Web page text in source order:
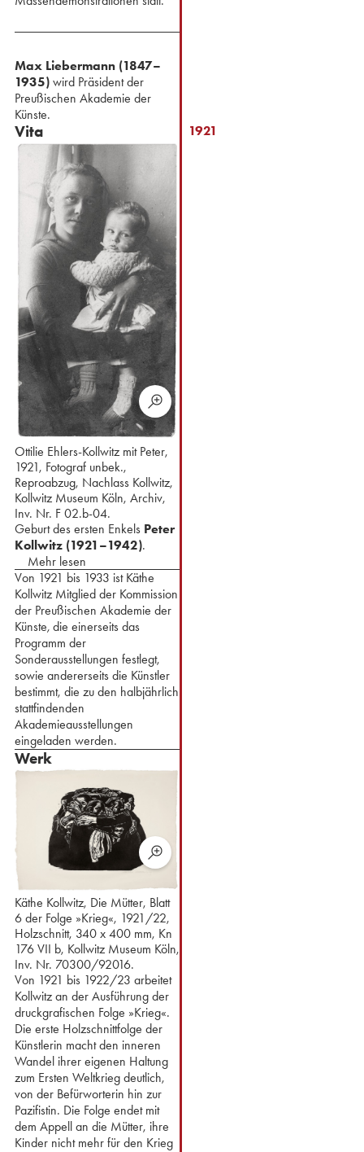
Max Liebermann (1847–
1935) wird Präsident der
Preußischen Akademie der
Künste.
Vita
Ottilie Ehlers-Kollwitz mit Peter,
1921, Fotograf unbek.,
Reproabzug, Nachlass Kollwitz,
Kollwitz Museum Köln, Archiv,
Inv. Nr. F 02.b-04.
Geburt des ersten Enkels Peter
Kollwitz (1921–1942).
Mehr lesen
Von 1921 bis 1933 ist Käthe
Kollwitz Mitglied der Kommission
der Preußischen Akademie der
Künste, die einerseits das
Programm der
Sonderausstellungen festlegt,
sowie andererseits die Künstler
bestimmt, die zu den halbjährlich
stattfindenden
Akademieausstellungen
eingeladen werden.
Werk
Käthe Kollwitz, Die Mütter, Blatt
6 der Folge »Krieg«, 1921/22,
Holzschnitt, 340 x 400 mm, Kn
176 VII b, Kollwitz Museum Köln,
Inv. Nr. 70300/92016.
Von 1921 bis 1922/23 arbeitet
Kollwitz an der Ausführung der
druckgrafischen Folge »Krieg«. ⁢
Die erste Holzschnittfolge der
Künstlerin macht den inneren
Wandel ihrer eigenen Haltung
zum Ersten Weltkrieg deutlich,
von der Befürworterin hin zur
Pazifistin. Die Folge endet mit
dem Appell an die Mütter, ihre
Kinder nicht mehr für den Krieg
1921